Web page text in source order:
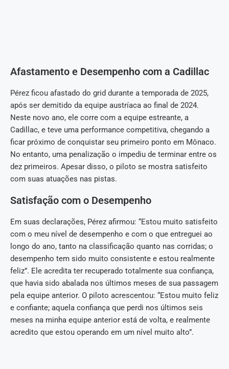
Afastamento e Desempenho com a Cadillac
Pérez ficou afastado do grid durante a temporada de 2025,
após ser demitido da equipe austríaca ao final de 2024.
Neste novo ano, ele corre com a equipe estreante, a
Cadillac, e teve uma performance competitiva, chegando a
ficar próximo de conquistar seu primeiro ponto em Mônaco.
No entanto, uma penalização o impediu de terminar entre os
dez primeiros. Apesar disso, o piloto se mostra satisfeito
com suas atuações nas pistas.
Satisfação com o Desempenho
Em suas declarações, Pérez afirmou: “Estou muito satisfeito
com o meu nível de desempenho e com o que entreguei ao
longo do ano, tanto na classificação quanto nas corridas; o
desempenho tem sido muito consistente e estou realmente
feliz”. Ele acredita ter recuperado totalmente sua confiança,
que havia sido abalada nos últimos meses de sua passagem
pela equipe anterior. O piloto acrescentou: “Estou muito feliz
e confiante; aquela confiança que perdi nos últimos seis
meses na minha equipe anterior está de volta, e realmente
acredito que estou operando em um nível muito alto”.